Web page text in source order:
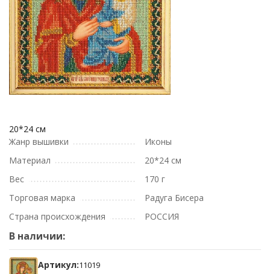
20*24 см
Жанр вышивки
Иконы
Материал
20*24 см
Вес
170 г
Торговая марка
Радуга Бисера
Страна происхождения
РОССИЯ
В наличии:
Артикул:11019